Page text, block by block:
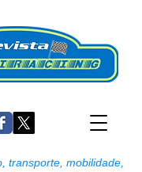
transporte, mobilidade,